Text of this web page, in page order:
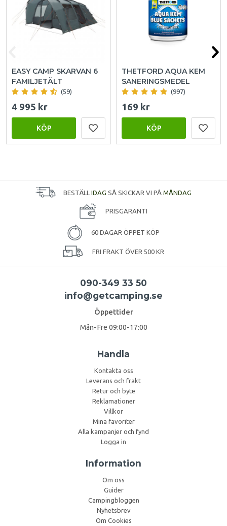
EASY CAMP SKARVAN 6
FAMILJETÄLT
(59)
4 995 kr
KÖP
THETFORD AQUA KEM
SANERINGSMEDEL
(997)
169 kr
KÖP
BESTÄLL IDAG SÅ SKICKAR VI PÅ MÅNDAG
PRISGARANTI
60 DAGAR ÖPPET KÖP
FRI FRAKT ÖVER 500 KR
090-349 33 50
info@getcamping.se
Öppettider
Mån-Fre 09:00-17:00
Handla
Kontakta oss
Leverans och frakt
Retur och byte
Reklamationer
Villkor
Mina favoriter
Alla kampanjer och fynd
Logga in
Information
Om oss
Guider
Campingbloggen
Nyhetsbrev
Om Cookies